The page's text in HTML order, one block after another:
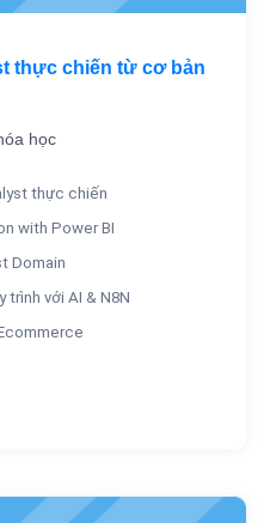
thực chiến từ cơ bản
học
thực chiến
with Power BI
Domain
với AI & N8N